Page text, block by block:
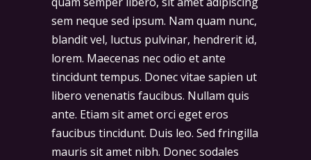
sem neque sed ipsum. Nam quam nunc,
blandit vel, luctus pulvinar, hendrerit id,
lorem. Maecenas nec odio et ante
tincidunt tempus. Donec vitae sapien ut
libero venenatis faucibus. Nullam quis
ante. Etiam sit amet orci eget eros
faucibus tincidunt. Duis leo. Sed fringilla
mauris sit amet nibh. Donec sodales